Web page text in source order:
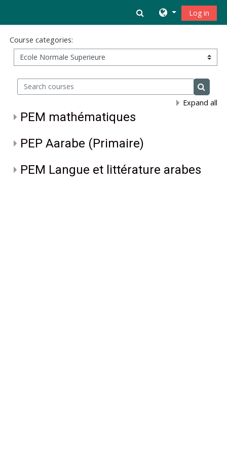
Toggle search
Log in
Course categories:
Search courses
Search
Expand all
PEM mathématiques
PEP Aarabe (Primaire)
PEM Langue et littérature arabes